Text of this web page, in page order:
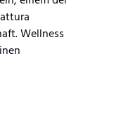
Wellness